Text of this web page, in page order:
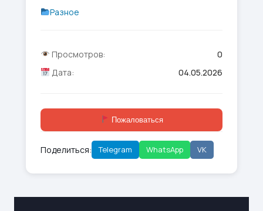
Разное
Просмотров:
0
Дата:
04.05.2026
Пожаловаться
Поделиться: Telegram WhatsApp VK